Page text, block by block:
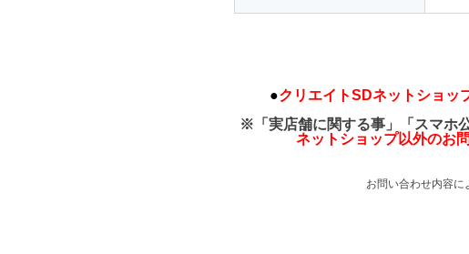
●クリエイトSDネットショッ
※「実店舗に関する事」「スマホ
ネットショップ以外のお
お問い合わせ内容に